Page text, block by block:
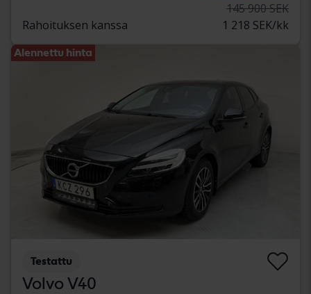
145 900 SEK
Rahoituksen kanssa
1 218 SEK/kk
Alennettu hinta
Testattu
Volvo V40